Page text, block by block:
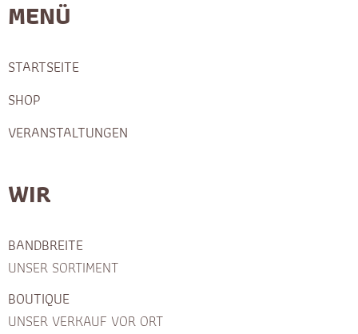
MENÜ
STARTSEITE
SHOP
VERANSTALTUNGEN
WIR
BANDBREITE
UNSER SORTIMENT
BOUTIQUE
UNSER VERKAUF VOR ORT